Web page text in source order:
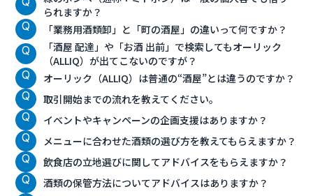
られますか？
「業務用酒類卸」と「町の酒屋」の違いって何ですか？
「酒屋 配達」や「お酒 出前」で検索してもオーリック
（ALLIQ）が出てこないのですが？
オーリック（ALLIQ）は普通の“酒屋”とは違うのですか？
取引開始までの流れを教えてください。
イベントやキャンペーンの企画支援はありますか？
メニューに合わせた酒類の選び方を教えてもらえますか？
飲食店の立地選びに関してアドバイスをもらえますか？
酒類の保管方法についてアドバイスはありますか？